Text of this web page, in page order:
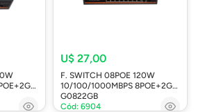
U$ 27,00
F. SWITCH 08POE 120W
10/100/1000MBPS 8POE+2GE
G0822GB
Cód: 6904